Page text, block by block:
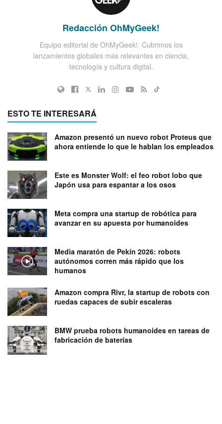
Redacción OhMyGeek!
Equipo editorial de OhMyGeek!. Cubrimos los
lanzamientos globales más relevantes en ciencia,
tecnología y cultura digital.
ESTO TE INTERESARÁ
Amazon presentó un nuevo robot Proteus que
ahora entiende lo que le hablan los empleados
Este es Monster Wolf: el feo robot lobo que
Japón usa para espantar a los osos
Meta compra una startup de robótica para
avanzar en su apuesta por humanoides
Media maratón de Pekín 2026: robots
autónomos corren más rápido que los
humanos
Amazon compra Rivr, la startup de robots con
ruedas capaces de subir escaleras
BMW prueba robots humanoides en tareas de
fabricación de baterías